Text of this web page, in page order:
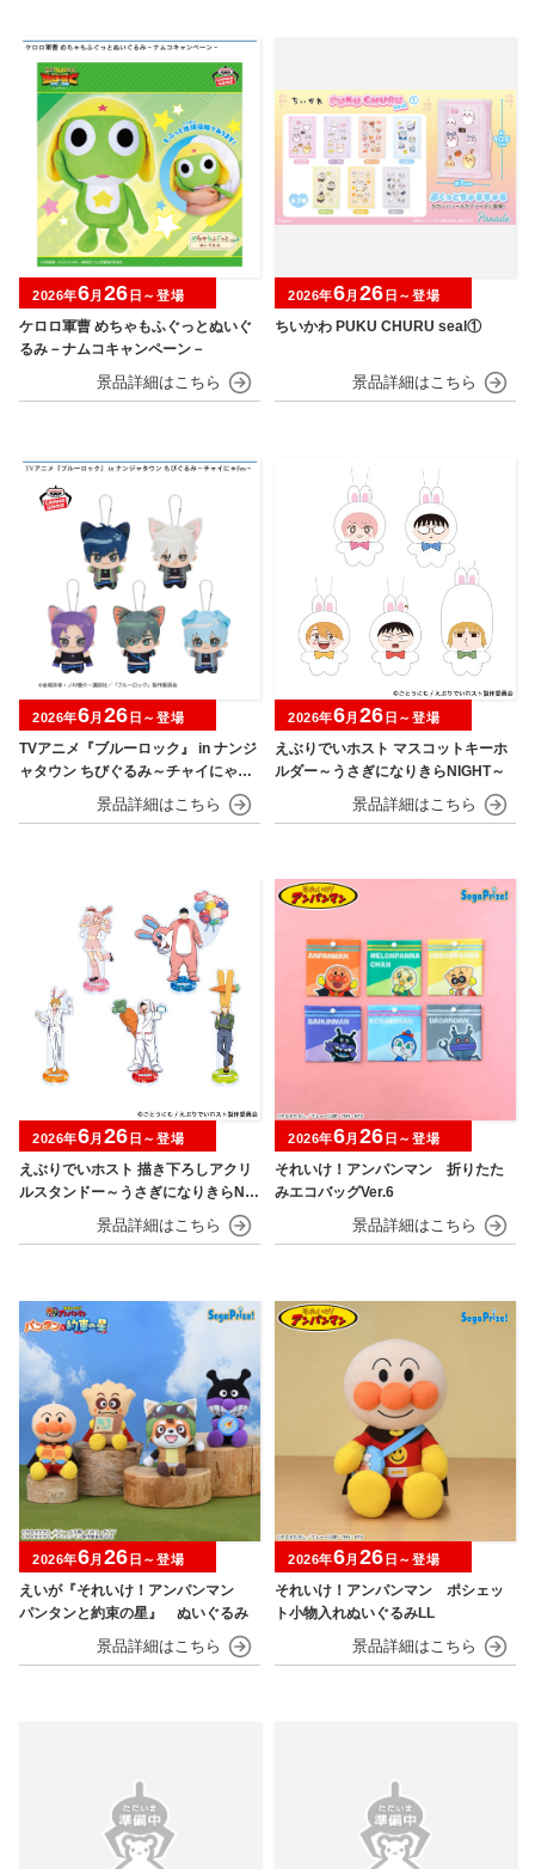
ケロロ軍曹 めちゃもふぐっとぬいぐ
るみ－ナムコキャンペーン－
2026年6月 26 日～登場
ちいかわ PUKU CHURU seal①
2026年6月 26 日～登場
TVアニメ『ブルーロック』 in ナンジ
ャタウン ちびぐるみ～チャイにゃFe
2026年6月 26 日～登場
えぶりでいホスト マスコットキーホ
ルダー～うさぎになりきらNIGHT～
2026年6月 26 日～登場
えぶりでいホスト 描き下ろしアクリ
ルスタンドー～うさぎになりきらNIG
2026年6月 26 日～登場
それいけ！アンパンマン 折りたた
みエコバッグVer.6
2026年6月 26 日～登場
えいが『それいけ！アンパンマン
パンタンと約束の星』 ぬいぐるみ
2026年6月 26 日～登場
それいけ！アンパンマン ポシェッ
ト小物入れぬいぐるみLL
2026年6月 26 日～登場